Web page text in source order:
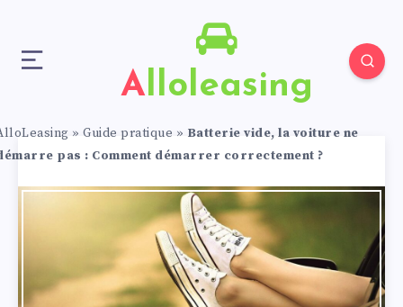
Alloleasing
» Guide pratique » Batterie vide, la voiture ne
pas : Comment démarrer correctement ?